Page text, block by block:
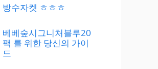
방수자켓 ㅎㅎㅎ
베베숲시그니처블루20
팩 를 위한 당신의 가이
드